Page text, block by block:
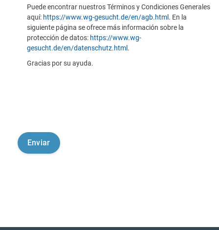
Puede encontrar nuestros Términos y Condiciones Generales
aquí: https://www.wg-gesucht.de/en/agb.html . En la
siguiente página se ofrece más información sobre la
protección de datos: https://www.wg-
gesucht.de/en/datenschutz.html .
Gracias por su ayuda.